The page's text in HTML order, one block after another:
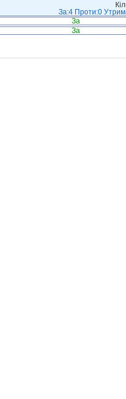
За:4 Проти:0
За
За